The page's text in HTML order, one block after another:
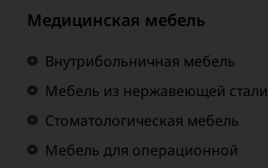
Медицинская мебель
Внутрибольничная мебель
Мебель из нержавеющей стали
Стоматологическая мебель
Мебель для операционной